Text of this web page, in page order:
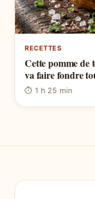
RECETTES
Cette pomme de
va faire fondre
⏱ 1 h 25 min